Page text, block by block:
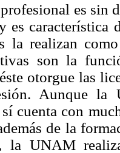
es sin
es característica
la realizan
son la
otorgue las
Aunque la
cuenta con
de la
la UNAM